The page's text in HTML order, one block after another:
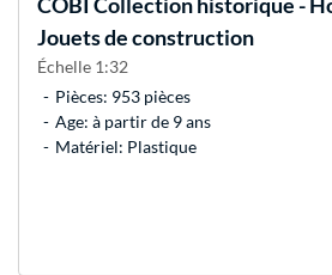
Jouets de construction
Échelle 1:32
Pièces: 953 pièces
Age: à partir de 9 ans
Matériel: Plastique